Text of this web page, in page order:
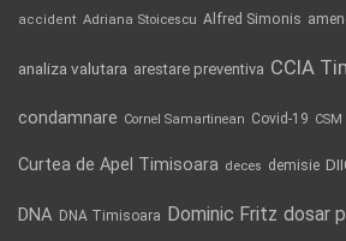
accident Adriana Stoicescu Alfred Simonis
analiza valutara arestare preventiva CCIA
condamnare Cornel Samartinean Covid-19 CSM
Curtea de Apel Timisoara deces demisie
DNA DNA Timisoara Dominic Fritz dosar